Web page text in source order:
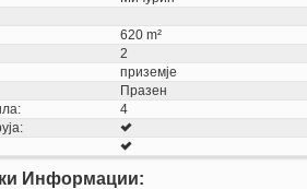
620 m²
2
приземје
Празен
4
Информации: